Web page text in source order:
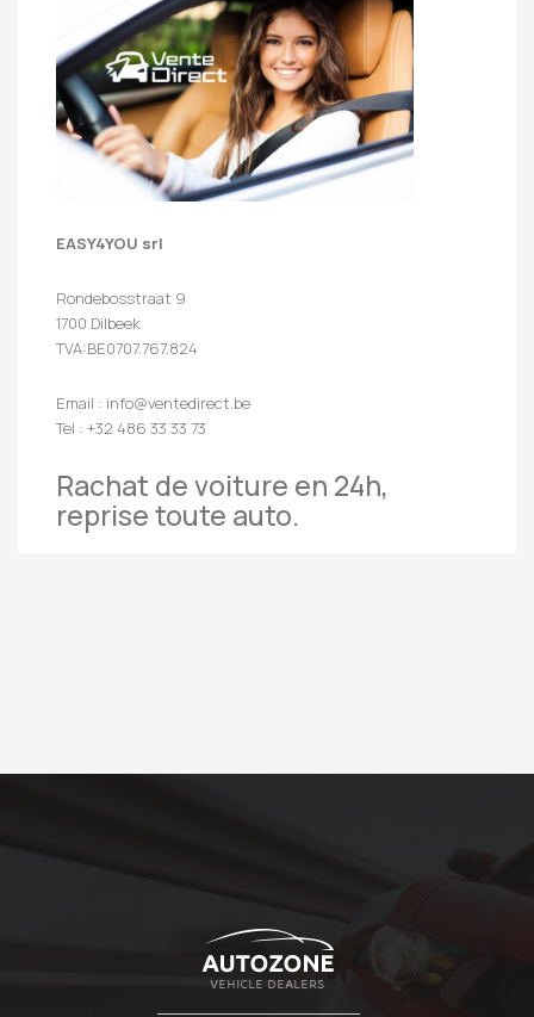
EASY4YOU srl
Rondebosstraat 9
1700 Dilbeek
TVA:BE0707.767.824
Email : info@ventedirect.be
Tel : +32 486 33 33 73
Rachat de voiture en 24h,
reprise toute auto.